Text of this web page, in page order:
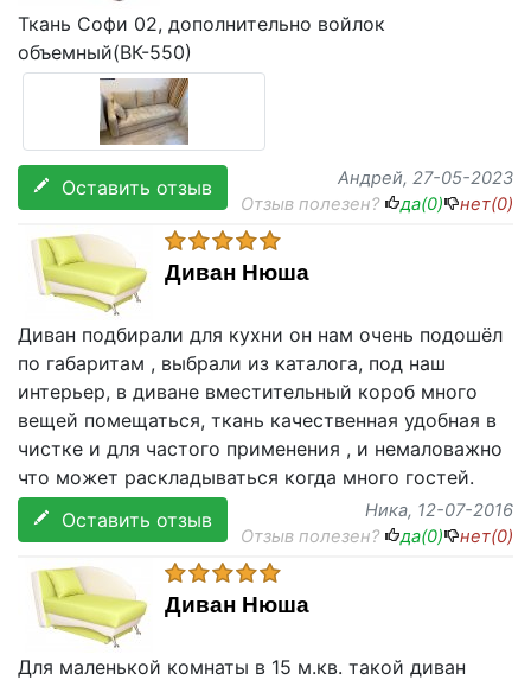
Ткань Софи 02, дополнительно войлок
объемный(ВК-550)
Оставить отзыв Андрей, 27-05-2023
Отзыв полезен?
да(0) нет(0)
Диван Нюша
Диван подбирали для кухни он нам очень подошёл
по габаритам , выбрали из каталога, под наш
интерьер, в диване вместительный короб много
вещей помещаться, ткань качественная удобная в
чистке и для частого применения , и немаловажно
что может раскладываться когда много гостей.
Оставить отзыв
Ника, 12-07-2016
Отзыв полезен?
да(0) нет(0)
Диван Нюша
Для маленькой комнаты в 15 м.кв. такой диван